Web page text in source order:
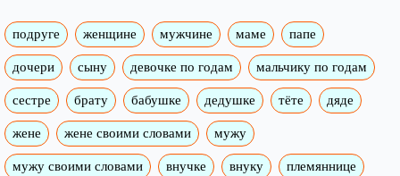
подруге женщине мужчине маме папе
дочери сыну девочке по годам мальчику по годам
сестре брату бабушке дедушке тёте дяде
жене жене своими словами мужу
мужу своими словами внучке внуку племяннице